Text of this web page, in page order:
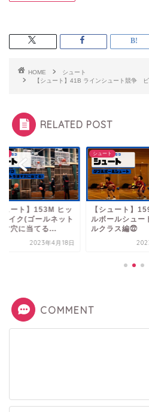
HOME
シュート
【シュート】41B ラインシュート競争
RELATED POST
ュート】153M ヒッ
イク(ゴールネット
す穴に当てる...
2023年4月18日
シュート
【シュート】
ルボールシュ
ルクラス編㉒
COMMENT